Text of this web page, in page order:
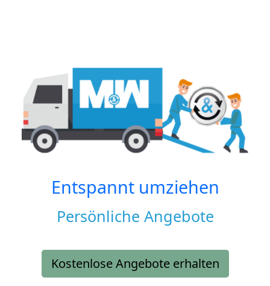
Entspannt umziehen
Persönliche Angebote
Kostenlose Angebote erhalten